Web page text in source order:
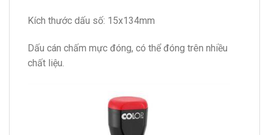
Kích thước dấu số: 15x134mm
Dấu cán chấm mực đóng, có thể đóng trên nhiều
chất liệu.